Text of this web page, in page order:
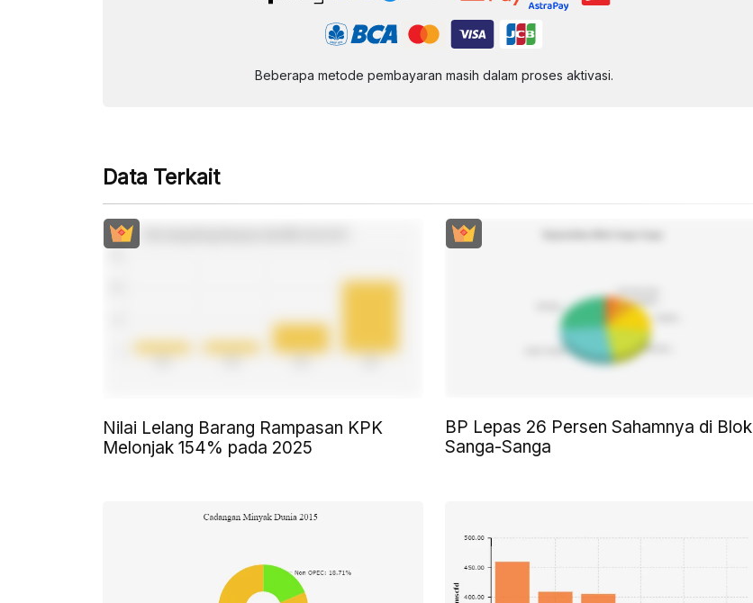
Beberapa metode pembayaran masih dalam proses aktivasi.
Data Terkait
Nilai Lelang Barang Rampasan KPK
Melonjak 154% pada 2025
BP Lepas 26 Persen Sahamnya di Blok
Sanga-Sanga